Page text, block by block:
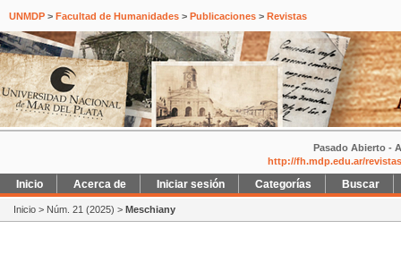
UNMDP > Facultad de Humanidades > Publicaciones > Revistas
Pasado Abierto -
http://fh.mdp.edu.ar/
Inicio Acerca de Iniciar sesión Categorías Buscar
Inicio > Núm. 21 (2025) > Meschiany